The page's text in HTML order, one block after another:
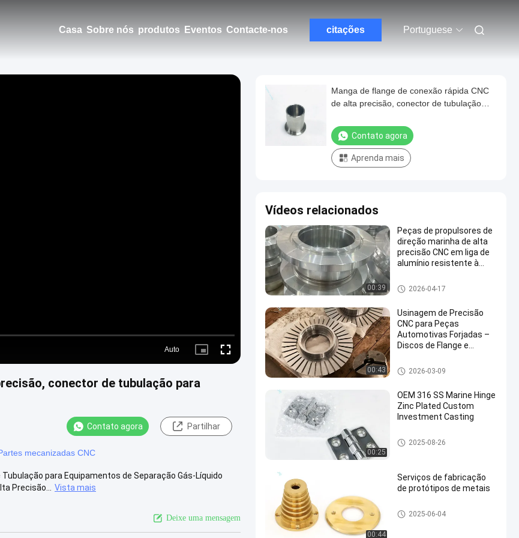
Casa Sobre nós produtos Eventos Contacte-nos citações Portuguese
Auto
Picture- Fullscreen
conector de tubulação para
Contato agora Partilhar
mecanizadas CNC
para Equipamentos de Separação Gás-Líquido
Precisão...
Vista mais
Deixe uma mensagem
Manga de flange de conexão rápida CNC
de alta precisão, conector de tubulação
líquido
Contato agora
Aprenda mais
Vídeos relacionados
00:39
Peças de propulsores de
direção marinha de alta
precisão CNC em liga de
alumínio resistente à
personalização em larga
escala
Partes de usinagem
2026-04-17
00:43
Usinagem de Precisão
CNC para Peças
Automotivas Forjadas –
Discos de Flange e
de Cubo
Partes de usinagem
2026-03-09
00:25
OEM 316 SS Marine Hinge
Zinc Plated Custom
Investment Casting
Partes de usinagem
2025-08-26
00:44
Serviços de fabricação
de protótipos de metais
Partes de forja de cobre
2025-06-04